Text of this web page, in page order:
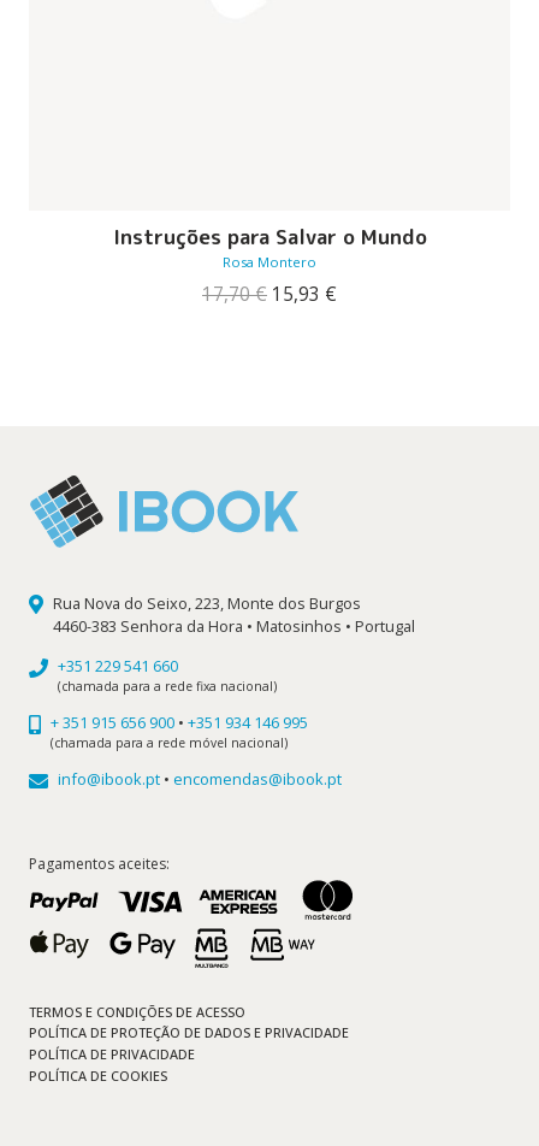
Instruções para Salvar o Mundo
Rosa Montero
17,70€ O
15,93 €
Rua Nova do Seixo, 223, Monte dos Burgos
4460-383 Senhora da Hora • Matosinhos • Portugal
+351 229 541 660
(chamada para a rede fixa nacional)
+ 351 915 656 900 • +351 934 146 995
(chamada para a rede móvel nacional)
info@ibook.pt • encomendas@ibook.pt
Pagamentos aceites:
TERMOS E CONDIÇÕES DE ACESSO
POLÍTICA DE PROTEÇÃO DE DADOS E PRIVACIDADE
POLÍTICA DE PRIVACIDADE
POLÍTICA DE COOKIES